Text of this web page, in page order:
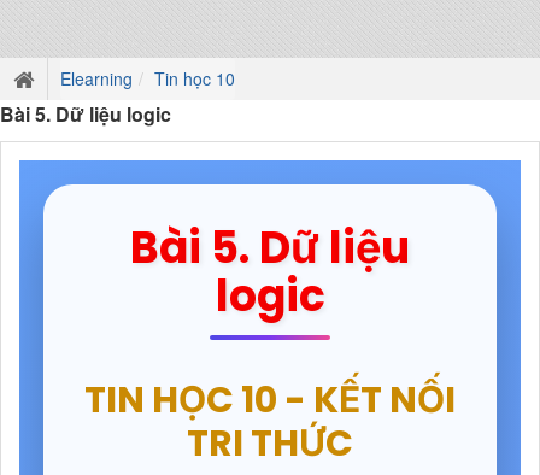
Elearning Tin học 10
Bài 5. Dữ liệu logic